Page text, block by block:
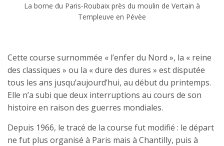
La borne du Paris-Roubaix près du moulin de Vertain à
Templeuve en Pévèe
Cette course surnommée « l’enfer du Nord », la « reine
des classiques » ou la « dure des dures » est disputée
tous les ans jusqu’aujourd’hui, au début du printemps.
Elle n’a subi que deux interruptions au cours de son
histoire en raison des guerres mondiales.
Depuis 1966, le tracé de la course fut modifié : le départ
ne fut plus organisé à Paris mais à Chantilly, puis à